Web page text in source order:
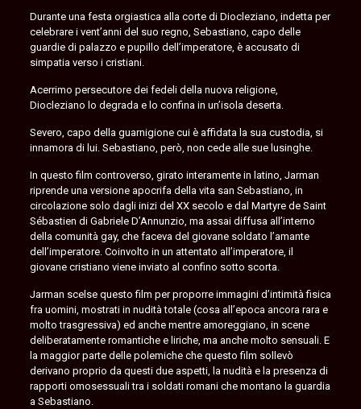
Durante una festa orgiastica alla corte di Diocleziano, indetta per
celebrare i vent’anni del suo regno, Sebastiano, capo delle
guardie di palazzo e pupillo dell’imperatore, è accusato di
simpatia verso i cristiani.
Acerrimo persecutore dei fedeli della nuova religione,
Diocleziano lo degrada e lo confina in un’isola deserta.
Severo, capo della guarnigione cui è affidata la sua custodia, si
innamora di lui. Sebastiano, però, non cede alle sue lusinghe.
In questo film controverso, girato interamente in latino, Jarman
riprende una versione apocrifa della vita san Sebastiano, in
circolazione solo dagli inizi del XX secolo e dal Martyre de Saint
Sébastien di Gabriele D’Annunzio, ma assai diffusa all’interno
della comunità gay, che faceva del giovane soldato l’amante
dell’imperatore. Coinvolto in un attentato all’imperatore, il
giovane cristiano viene inviato al confino sotto scorta.
Jarman scelse questo film per proporre immagini d’intimità fisica
fra uomini, mostrati in nudità totale (cosa all’epoca ancora rara e
molto trasgressiva) ed anche mentre amoreggiano, in scene
deliberatamente romantiche e liriche, ma anche molto sensuali. E
la maggior parte delle polemiche che questo film sollevò
derivano proprio da questi due aspetti, la nudità e la presenza di
rapporti omosessuali tra i soldati romani che montano la guardia
a Sebastiano.